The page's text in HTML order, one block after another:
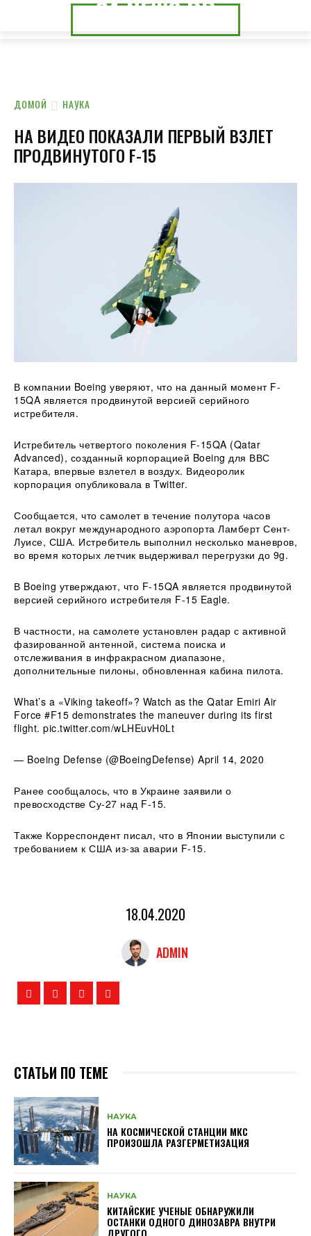
24.NEWS.CK
24.NEWS.DP
ДОМОЙ НАУКА
НА ВИДЕО ПОКАЗАЛИ ПЕРВЫЙ ВЗЛЕТ
ПРОДВИНУТОГО F-15
В компании Boeing уверяют, что на данный момент F-
15QA является продвинутой версией серийного
истребителя.
Истребитель четвертого поколения F-15QA (Qatar
Advanced), созданный корпорацией Boeing для ВВС
Катара, впервые взлетел в воздух. Видеоролик
корпорация опубликовала в Twitter.
Сообщается, что самолет в течение полутора часов
летал вокруг международного аэропорта Ламберт Сент-
Луисе, США. Истребитель выполнил несколько маневров,
во время которых летчик выдерживал перегрузки до 9g.
В Boeing утверждают, что F-15QA является продвинутой
версией серийного истребителя F-15 Eagle.
В частности, на самолете установлен радар с активной
фазированной антенной, система поиска и
отслеживания в инфракрасном диапазоне,
дополнительные пилоны, обновленная кабина пилота.
What’s a «Viking takeoff»? Watch as the Qatar Emiri Air
Force #F15 demonstrates the maneuver during its first
flight. pic.twitter.com/wLHEuvH0Lt
— Boeing Defense (@BoeingDefense) April 14, 2020
Ранее сообщалось, что в Украине заявили о
превосходстве Су-27 над F-15.
Также Корреспондент писал, что в Японии выступили с
требованием к США из-за аварии F-15.
18.04.2020
ADMIN
СТАТЬИ ПО ТЕМЕ
НАУКА
НА КОСМИЧЕСКОЙ СТАНЦИИ МКС
ПРОИЗОШЛА РАЗГЕРМЕТИЗАЦИЯ
НАУКА
КИТАЙСКИЕ УЧЕНЫЕ ОБНАРУЖИЛИ
ОСТАНКИ ОДНОГО ДИНОЗАВРА ВНУТРИ
ДРУГОГО